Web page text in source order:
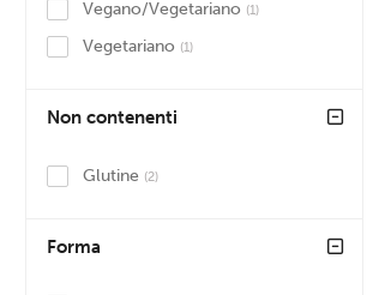
Vegano/Vegetariano (1)
Vegetariano (1)
Non contenenti
Glutine (2)
Forma